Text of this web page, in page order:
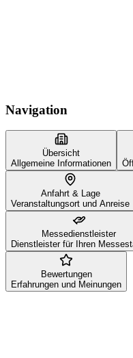
Navigation
Übersicht
Allgemeine Informationen
Anfahrt & Lage
Veranstaltungsort und Anreise
Messedienstleister
Dienstleister für Ihren
Bewertungen
Erfahrungen und Meinungen